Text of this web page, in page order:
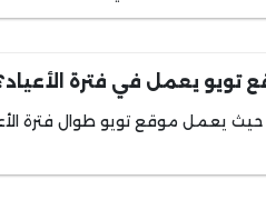
تويو يعمل في فترة
حيث يعمل موقع تويو طوال فترة